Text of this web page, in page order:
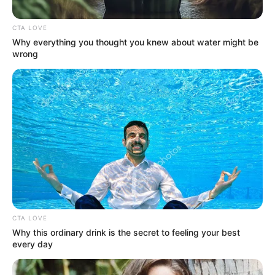
Composición Gestión del Riesgo de Cundinamarca x:
@RiesgosCundi
Lluvias en Cundinamarca
Por: Sophia Salamanca Gómez
Agosto 9, 2025
CTA LOVE
Why everything you thought you knew about water might be
wrong
CTA LOVE
Why this ordinary drink is the secret to feeling your best
every day